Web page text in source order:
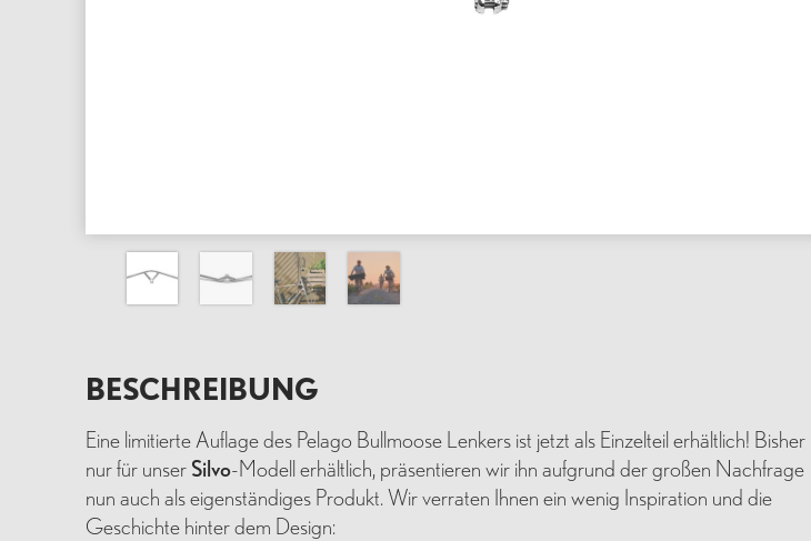
BESCHREIBUNG
Eine limitierte Auflage des Pelago Bullmoose Lenkers ist jetzt als Einzelteil erhältlich! Bisher
nur für unser Silvo-Modell erhältlich, präsentieren wir ihn aufgrund der großen Nachfrage
nun auch als eigenständiges Produkt. Wir verraten Ihnen ein wenig Inspiration und die
Geschichte hinter dem Design: